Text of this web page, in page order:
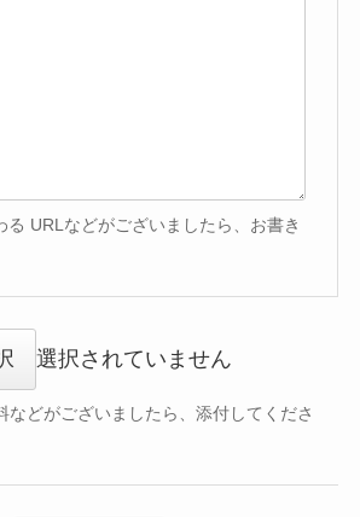
る URLなどがございましたら、お書き
選択されていません
などがございましたら、添付してくださ